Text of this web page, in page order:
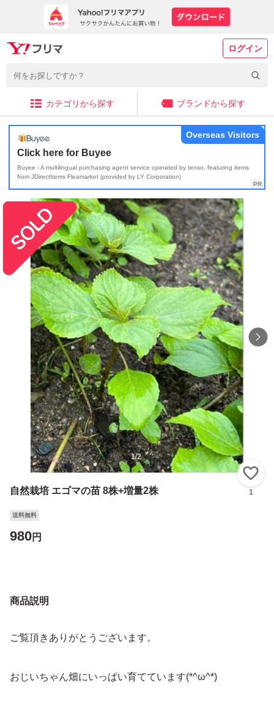
ログイン
カテゴリから探す ブランドから探す
Click here for Buyee
Buyee - A multilingual purchasing agent service operated by tenso, featuring items
from JDirectItems Fleamarket (provided by LY Corporation)
Overseas Visitors
1/2
自然栽培 エゴマの苗 8株+増量2株 1
送料無料
980円
商品説明
ご覧頂きありがとうございます。
おじいちゃん畑にいっぱい育てています(*^ω^*)